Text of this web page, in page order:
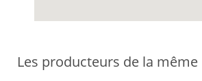
Les producteurs de la même